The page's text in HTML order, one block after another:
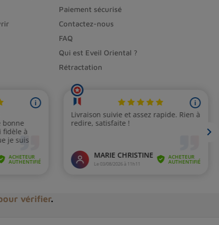
et équilibrantes au quotidien.
sommeil paisible et réparateur.
du troisième œil pour développer son intuition
sanguine est ralentie, pour favoriser la
régulièrement la pierre
(soleil ou lune).
Paiement sécurisé
Contactez-nous
FAQ
Qui est Eveil Oriental ?
Rétractation
vérifier.